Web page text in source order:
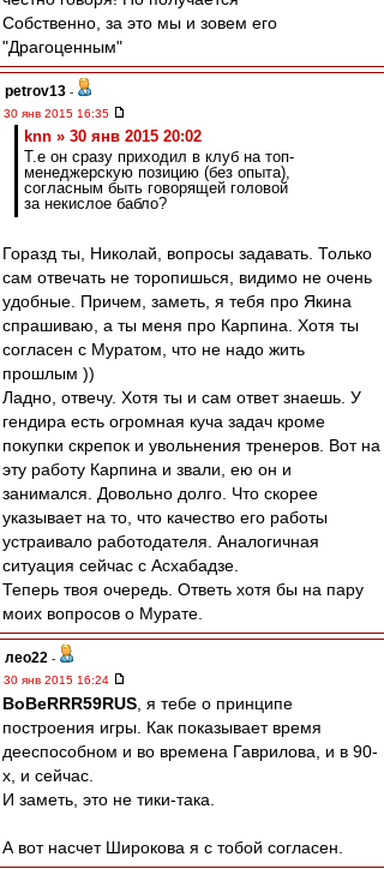
Собственно, за это мы и зовем его
"Драгоценным"
petrov13 -
30 янв 2015 16:35
knn » 30 янв 2015 20:02
Т.е он сразу приходил в клуб на топ-
менеджерскую позицию (без опыта),
согласным быть говорящей головой
за некислое бабло?
Горазд ты, Николай, вопросы задавать. Только
сам отвечать не торопишься, видимо не очень
удобные. Причем, заметь, я тебя про Якина
спрашиваю, а ты меня про Карпина. Хотя ты
согласен с Муратом, что не надо жить
прошлым ))
Ладно, отвечу. Хотя ты и сам ответ знаешь. У
гендира есть огромная куча задач кроме
покупки скрепок и увольнения тренеров. Вот на
эту работу Карпина и звали, ею он и
занимался. Довольно долго. Что скорее
указывает на то, что качество его работы
устраивало работодателя. Аналогичная
ситуация сейчас с Асхабадзе.
Теперь твоя очередь. Ответь хотя бы на пару
моих вопросов о Мурате.
лео22 -
30 янв 2015 16:24
BoBeRRR59RUS , я тебе о принципе
построения игры. Как показывает время
дееспособном и во времена Гаврилова, и в 90-
х, и сейчас.
И заметь, это не тики-така.
А вот насчет Широкова я с тобой согласен.